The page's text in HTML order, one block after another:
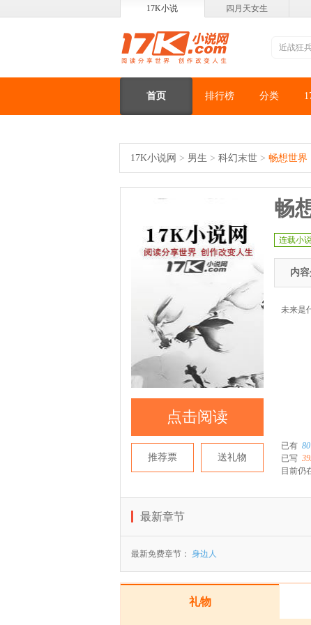
17K小说 四月天女生
首页 排行榜 分类
17K小说网 > 男生 > 科幻末世 > 畅想世界
点击阅读
推荐票 送礼物
畅
连载小
内
未来是
已有 80
已写
目前仍
最新章节
最新免费章节： 身边人
礼物